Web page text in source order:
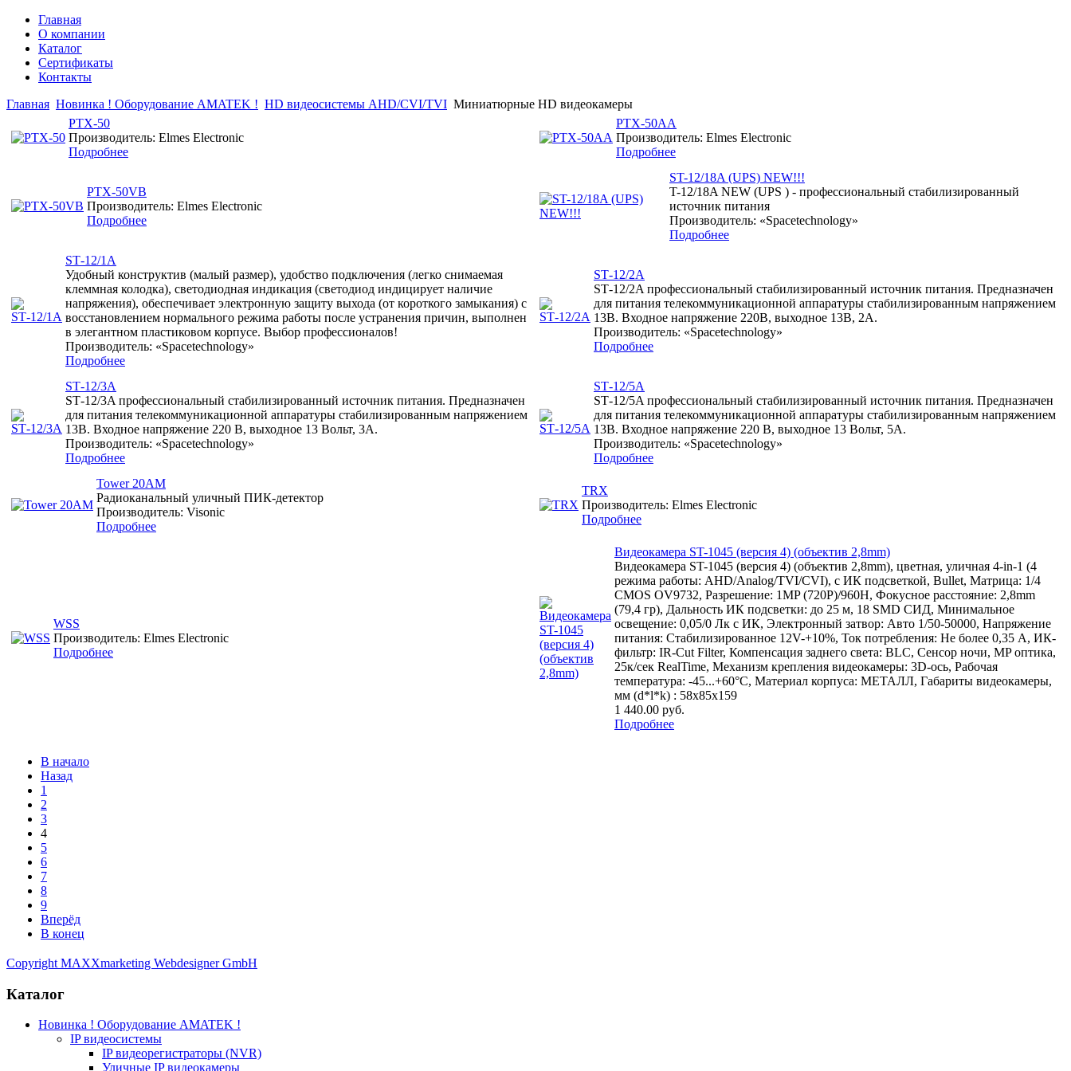
Главная
О компании
Каталог
Сертификаты
Контакты
Главная Новинка ! Оборудование AMATEK ! HD видеосистемы AHD/CVI/TVI Миниатюрные HD видеокамеры
PTX-50
Производитель: Elmes Electronic
Подробнее
PTX-50AA
Производитель: Elmes Electronic
Подробнее
PTX-50VB
Производитель: Elmes Electronic
Подробнее
ST-12/18A (UPS) NEW!!!
T-12/18A NEW (UPS ) - профессиональный стабилизированный
источник питания
Производитель: «Spacetechnology»
Подробнее
SТ-12/1A
Удобный конструктив (малый размер), удобство подключения (легко снимаемая
клеммная колодка), светодиодная индикация (светодиод индицирует наличие
напряжения), обеспечивает электронную защиту выхода (от короткого замыкания) с
восстановлением нормального режима работы после устранения причин, выполнен
в элегантном пластиковом корпусе. Выбор профессионалов!
Производитель: «Spacetechnology»
Подробнее
SТ-12/2A
SТ-12/2A профессиональный стабилизированный источник питания. Предназначен
для питания телекоммуникационной аппаратуры стабилизированным напряжением
13В. Входное напряжение 220В, выходное 13В, 2А.
Производитель: «Spacetechnology»
Подробнее
SТ-12/3A
SТ-12/3A профессиональный стабилизированный источник питания. Предназначен
для питания телекоммуникационной аппаратуры стабилизированным напряжением
13В. Входное напряжение 220 В, выходное 13 Вольт, 3А.
Производитель: «Spacetechnology»
Подробнее
SТ-12/5A
SТ-12/5A профессиональный стабилизированный источник питания. Предназначен
для питания телекоммуникационной аппаратуры стабилизированным напряжением
13В. Входное напряжение 220 В, выходное 13 Вольт, 5А.
Производитель: «Spacetechnology»
Подробнее
Tower 20AM
Радиоканальный уличный ПИК-детектор
Производитель: Visonic
Подробнее
TRX
Производитель: Elmes Electronic
Подробнее
WSS
Производитель: Elmes Electronic
Подробнее
Видеокамера ST-1045 (версия 4) (объектив 2,8mm)
Видеокамера ST-1045 (версия 4) (объектив 2,8mm), цветная, уличная 4-in-1 (4
режима работы: AHD/Analog/TVI/CVI), с ИК подсветкой, Bullet, Матрица: 1/4
CMOS OV9732, Разрешение: 1MP (720P)/960H, Фокусное расстояние: 2,8mm
(79,4 гр), Дальность ИК подсветки: до 25 м, 18 SMD СИД, Минимальное
освещение: 0,05/0 Лк с ИК, Электронный затвор: Авто 1/50-50000, Напряжение
питания: Стабилизированное 12V-+10%, Ток потребления: Не более 0,35 А, ИК-
фильтр: IR-Cut Filter, Компенсация заднего света: BLC, Сенсор ночи, MP оптика,
25к/сек RealTime, Механизм крепления видеокамеры: 3D-ось, Рабочая
температура: -45...+60°C, Материал корпуса: МЕТАЛЛ, Габариты видеокамеры,
мм (d*l*k) : 58х85х159
1 440.00 руб.
Подробнее
В начало
Назад
1
2
3
4
5
6
7
8
9
Вперёд
В конец
Copyright MAXXmarketing Webdesigner GmbH
Каталог
Новинка ! Оборудование AMATEK !
IP видеосистемы
IP видеорегистраторы (NVR)
Уличные IP видеокамеры